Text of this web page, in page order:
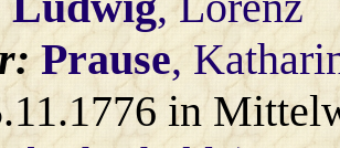
Prause,
in